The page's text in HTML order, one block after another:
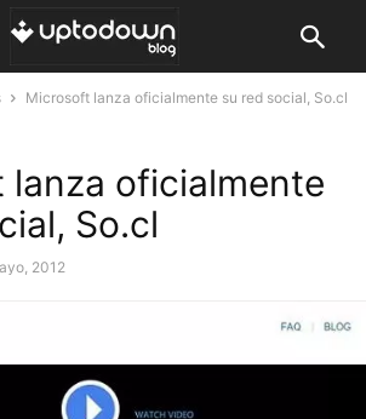
Microsoft lanza oficialmente su red social, So.cl
lanza oficialmente
So.cl
2012